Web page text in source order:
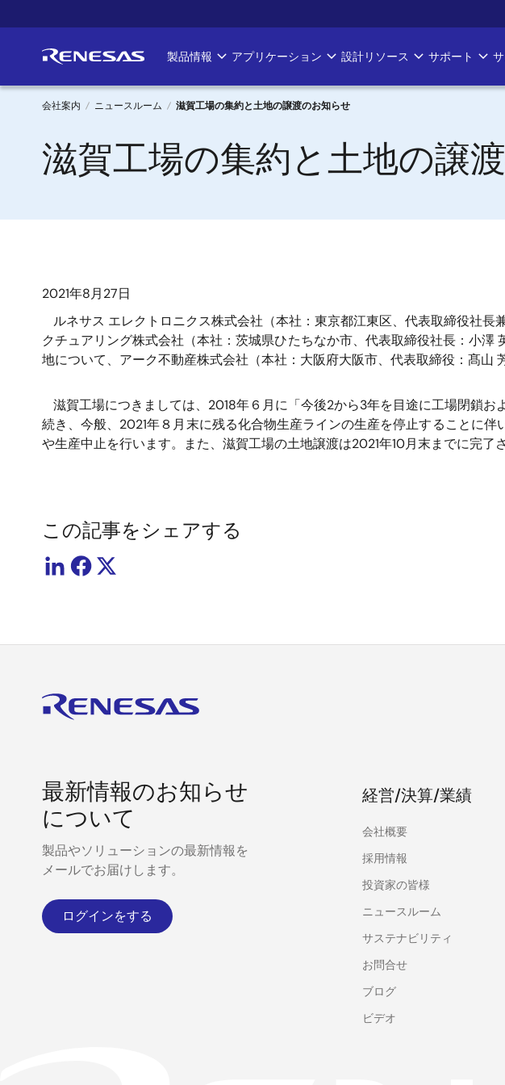
イ
ン
Main
navigation
製品情報 アプリケーション 設計リソース サポート
パ
ン
く
会社案内 ニュースルーム 滋賀工場の集約と土地の譲渡のお知らせ
滋賀工場の集約と土地の譲
2021年8月27日
ルネサス エレクトロニクス株式会社（本社：東京都江東区、代表取締役社
クチュアリング株式会社（本社：茨城県ひたちなか市、代表取締役社長：小
地について、アーク不動産株式会社（本社：大阪府大阪市、代表取締役：髙山
滋賀工場につきましては、2018年６月に「今後2から3年を目途に工場閉鎖
続き、今般、2021年８月末に残る化合物生産ラインの生産を停止することに
や生産中止を行います。また、滋賀工場の土地譲渡は2021年10月末までに完了
この記事をシェアする
最新情報のお知らせ
について
製品やソリューションの最新情報を
メールでお届けします。
ログインをする
経営/決算/業績
会社概要
採用情報
投資家の皆様
ニュースルーム
サステナビリティ
お問合せ
ブログ
ビデオ